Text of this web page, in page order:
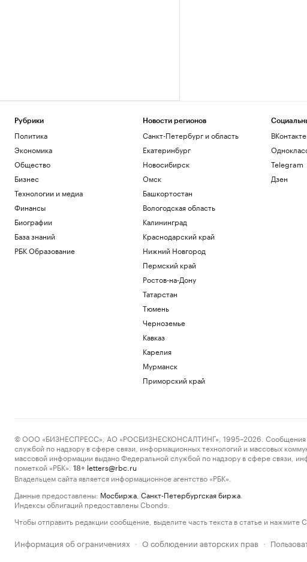
Рубрики
Политика
Экономика
Общество
Бизнес
Технологии и медиа
Финансы
Биографии
База знаний
РБК Образование
Новости регионов
Санкт-Петербург и область
Екатеринбург
Новосибирск
Омск
Башкортостан
Вологодская область
Калининград
Краснодарский край
Нижний Новгород
Пермский край
Ростов-на-Дону
Татарстан
Тюмень
Черноземье
Кавказ
Карелия
Мурманск
Приморский край
ВКонтакте
Telegram
Дзен
© ООО «БИЗНЕСПРЕСС», АО «РОСБИЗНЕСКОНСАЛТИНГ», 1995–2026. Сообщения и
службой по надзору в сфере связи, информационных технологий и массовых
массовой информации выдано Федеральной службой по надзору в сфере связи,
пометкой «РБК».
18+ letters@rbc.ru
Владельцем сайта является информационное агентство «РБК».
Данные предоставлены: Мосбиржа Санкт-Петербургская биржа
Индексы облигаций предоставлены Cbonds.
Чтобы отправить редакции сообщение, выделите часть текста в статье и нажмите
Информация об ограничениях · О соблюдении авторских прав ·